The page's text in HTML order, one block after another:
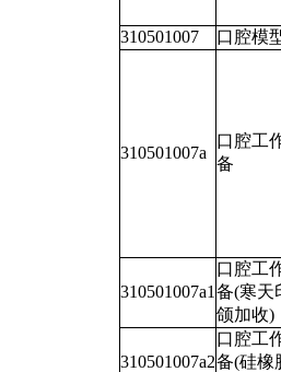
310501007 口腔模
310501007a
口腔工
备
310501007a1
口腔工
备(寒天
颌加收)
310501007a2
口腔工
备(硅橡